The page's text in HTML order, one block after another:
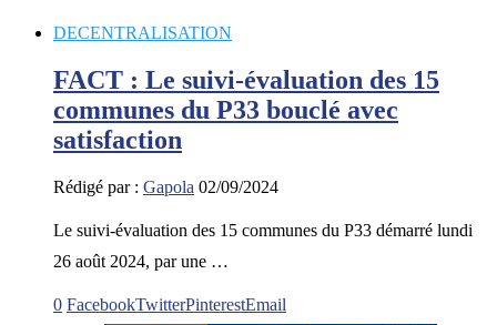
DECENTRALISATION
FACT : Le suivi-évaluation des 15
communes du P33 bouclé avec
satisfaction
Rédigé par : Gapola 02/09/2024
Le suivi-évaluation des 15 communes du P33 démarré lundi
26 août 2024, par une …
0 FacebookTwitterPinterestEmail